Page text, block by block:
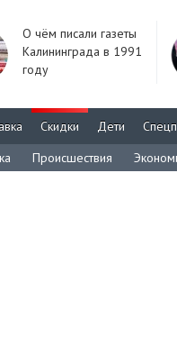
О чём писали газеты
Калининграда в 1991
году
Скидки Дети
Происшествия